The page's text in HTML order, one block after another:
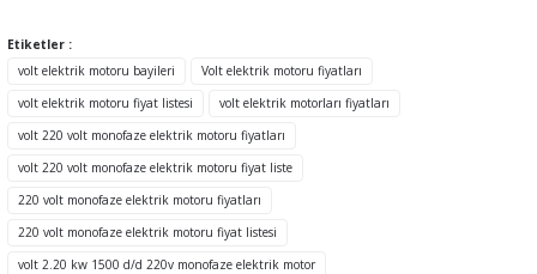
tarafımıza iletebilirsiniz.
Görüş ve önerileriniz için teşekkür ederiz.
Ürün açıklamasında eksik bilgiler bulunuyor.
Ürün bilgilerinde hatalar bulunuyor.
Ürün fiyatı diğer sitelerden daha pahalı.
Bu ürüne benzer farklı alternatifler olmalı.
Etiketler :
volt elektrik motoru bayileri
Volt elektrik motoru fiyatları
volt elektrik motoru fiyat listesi
volt elektrik motorları fiyatları
volt 220 volt monofaze elektrik motoru fiyatları
volt 220 volt monofaze elektrik motoru fiyat liste
220 volt monofaze elektrik motoru fiyatları
220 volt monofaze elektrik motoru fiyat listesi
volt 2.20 kw 1500 d/d 220v monofaze elektrik motor